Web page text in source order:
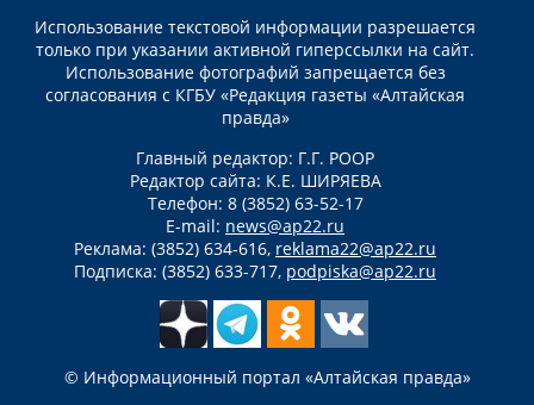
Использование текстовой информации разрешается
только при указании активной гиперссылки на сайт.
Использование фотографий запрещается без
согласования с КГБУ «Редакция газеты «Алтайская
правда»
Главный редактор: Г.Г. РООР
Редактор сайта: К.Е. ШИРЯЕВА
Телефон: 8 (3852) 63-52-17
E-mail: news@ap22.ru
Реклама: (3852) 634-616, reklama22@ap22.ru
Подписка: (3852) 633-717, podpiska@ap22.ru
© Информационный портал «Алтайская правда»